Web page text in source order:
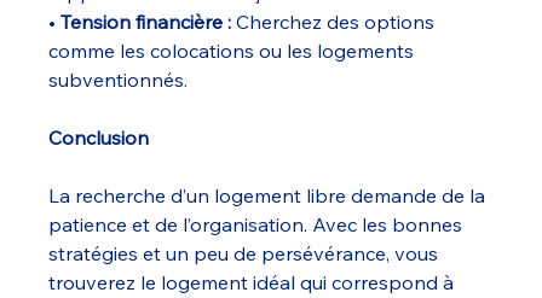
• Tension financière : Cherchez des options
comme les colocations ou les logements
subventionnés.
Conclusion
La recherche d’un logement libre demande de la
patience et de l’organisation. Avec les bonnes
stratégies et un peu de persévérance, vous
trouverez le logement idéal qui correspond à